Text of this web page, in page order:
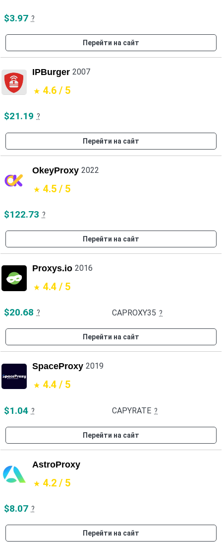
$3.97 ?
Перейти на сайт
IPBurger 2007
4.6 / 5
$21.19 ?
Перейти на сайт
OkeyProxy 2022
4.5 / 5
$122.73 ?
Перейти на сайт
Proxys.io 2016
4.4 / 5
$20.68 ? CAPROXY35 ?
Перейти на сайт
SpaceProxy 2019
4.4 / 5
$1.04 ? CAPYRATE ?
Перейти на сайт
AstroProxy
4.2 / 5
$8.07 ?
Перейти на сайт